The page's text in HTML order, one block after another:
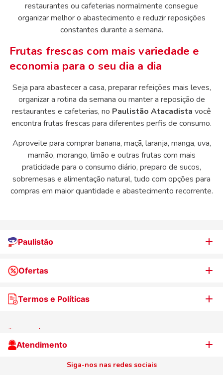
restaurantes ou cafeterias normalmente consegue
organizar melhor o abastecimento e reduzir reposições
constantes durante a semana.
Frutas frescas com mais variedade e
economia para o seu dia a dia
Seja para abastecer a casa, preparar refeições mais leves,
organizar a rotina da semana ou manter a reposição de
restaurantes e cafeterias, no Paulistão Atacadista você
encontra frutas frescas para diferentes perfis de consumo.
Aproveite para comprar banana, maçã, laranja, manga, uva,
mamão, morango, limão e outras frutas com mais
praticidade para o consumo diário, preparo de sucos,
sobremesas e alimentação natural, tudo com opções para
compras em maior quantidade e abastecimento recorrente.
Paulistão
Quem somos
Nossas lojas
Nosso Cartão
Ofertas
WhatsApp de Ofertas
Televendas
Termos e Políticas
Termos de uso
Centro de Privacidade
Atendimento
Siga-nos nas redes sociais